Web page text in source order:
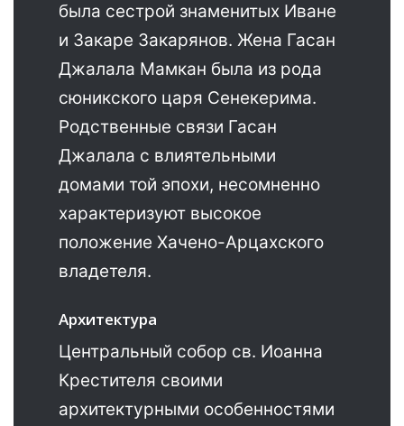
была сестрой знаменитых Иване
и Закаре Закарянов. Жена Гасан
Джалала Мамкан была из рода
сюникского царя Сенекерима.
Родственные связи Гасан
Джалала с влиятельными
домами той эпохи, несомненно
характеризуют высокое
положение Хачено-Арцахского
владетеля.
Архитектура
Центральный собор св. Иоанна
Крестителя своими
архитектурными особенностями